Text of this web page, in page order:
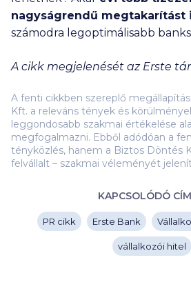
nagyságrendű megtakarítást
számodra legoptimálisabb
A cikk megjelenését az Erste
A fenti cikkben szereplő
Kft. a releváns tények és
leggondosabb szakmai értékelése
megfogalmazni. Ebből adódóan a
tényközlés, hanem a Biztos Döntés
felvállalt – szakmai véleményét
KAPCSOLÓDÓ
PR cikk Erste Bank
vállalkozói hitel